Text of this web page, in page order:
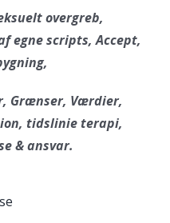
overgreb,
egne scripts, Accept,
Grænser, Værdier,
tidslinie terapi,
& ansvar.